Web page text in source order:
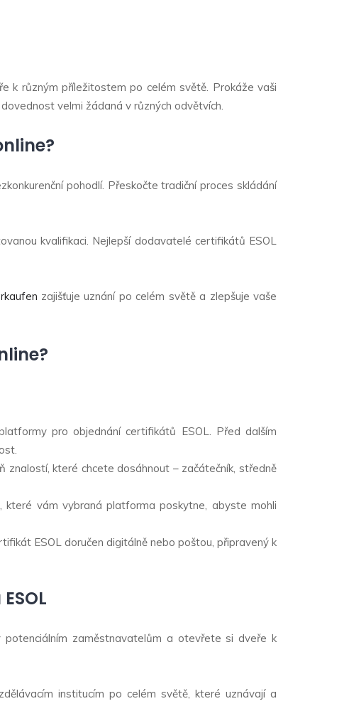
k různým příležitostem po celém světě. Prokáže vaši
velmi žádaná v různých odvětvích.
pohodlí. Přeskočte tradiční proces skládání
kvalifikaci. Nejlepší dodavatelé certifikátů ESOL
zajišťuje uznání po celém světě a zlepšuje vaše
pro objednání certifikátů ESOL. Před dalším
které chcete dosáhnout – začátečník, středně
které vám vybraná platforma poskytne, abyste mohli
ESOL doručen digitálně nebo poštou, připravený k
zaměstnavatelům a otevřete si dveře k
institucím po celém světě, které uznávají a